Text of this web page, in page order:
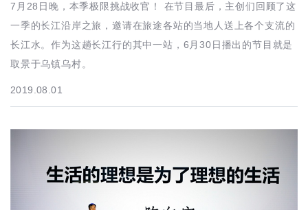
7月28日晚，本季极限挑战收官！ 在节目最后，主创们回顾了这
一季的长江沿岸之旅，邀请在旅途各站的当地人送上各个支流的
长江水。作为这趟长江行的其中一站，6月30日播出的节目就是
取景于乌镇乌村。
2019.08.01